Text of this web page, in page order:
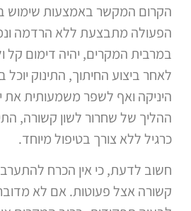
הקרום המקשר באמצעות שימוש
הפעולה מתבצעת ללא הרדמה
במרבית המקרים, יהיה דימום קל
לאחר ביצוע החיתוך, התינוק
היניקה ואף לשפר משמעותית את
ההליך של שחרור לשון קשורה,
כרגיל ללא צורך בטיפול מיוחד.
חשוב לדעת, כי אין הכרח
קשורה אצל פעוטות. אם לא מדובר